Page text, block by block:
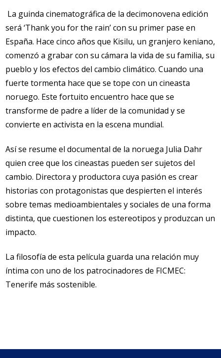
La guinda cinematográfica de la decimonovena edición
será ‘Thank you for the rain’ con su primer pase en
España. Hace cinco años que Kisilu, un granjero keniano,
comenzó a grabar con su cámara la vida de su familia, su
pueblo y los efectos del cambio climático. Cuando una
fuerte tormenta hace que se tope con un cineasta
noruego. Este fortuito encuentro hace que se
transforme de padre a líder de la comunidad y se
convierte en activista en la escena mundial.
Así se resume el documental de la noruega Julia Dahr
quien cree que los cineastas pueden ser sujetos del
cambio. Directora y productora cuya pasión es crear
historias con protagonistas que despierten el interés
sobre temas medioambientales y sociales de una forma
distinta, que cuestionen los estereotipos y produzcan un
impacto.
La filosofía de esta película guarda una relación muy
íntima con uno de los patrocinadores de FICMEC:
Tenerife más sostenible.